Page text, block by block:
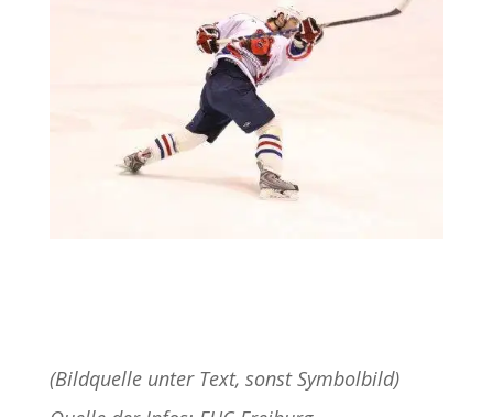
(Bildquelle unter Text, sonst Symbolbild)